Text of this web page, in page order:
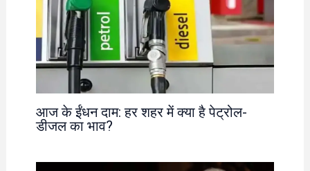
आज के ईंधन दाम: हर शहर में क्या है पेट्रोल-
डीजल का भाव?